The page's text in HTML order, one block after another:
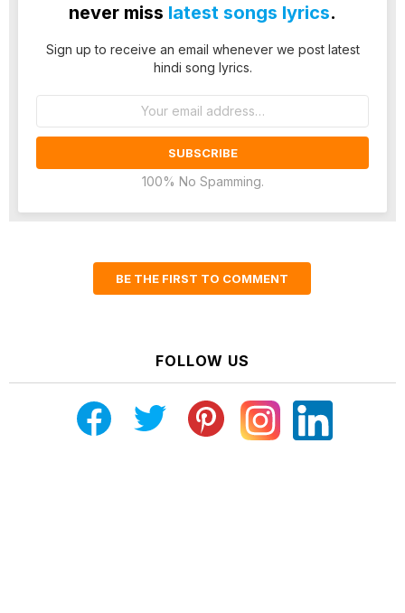
never miss latest songs lyrics.
Sign up to receive an email whenever we post latest
hindi song lyrics.
100% No Spamming.
BE THE FIRST TO COMMENT
FOLLOW US